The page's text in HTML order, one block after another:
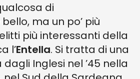
di
ma un po’ più
più interessanti della
l’Entella. Si tratta di una
Inglesi nel ’45 nella